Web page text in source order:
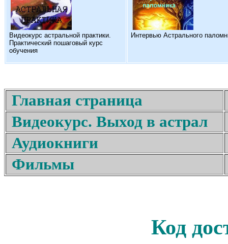
Видеокурс астральной практики.
Практический пошаговый курс
обучения
Интервью Астрального
Главная страница
Видеокурс. Выход в астрал
Аудиокниги
Фильмы
Код